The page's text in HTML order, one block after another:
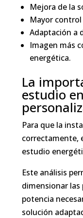
Mejora de la
Mayor
Adaptación a
Imagen más
energética.
La
estudio
Para que la
correctamente,
estudio
Este análisis
dimensionar las
potencia
solución